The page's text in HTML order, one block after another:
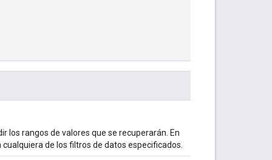
los rangos de valores que se recuperarán. En
de los filtros de datos especificados.